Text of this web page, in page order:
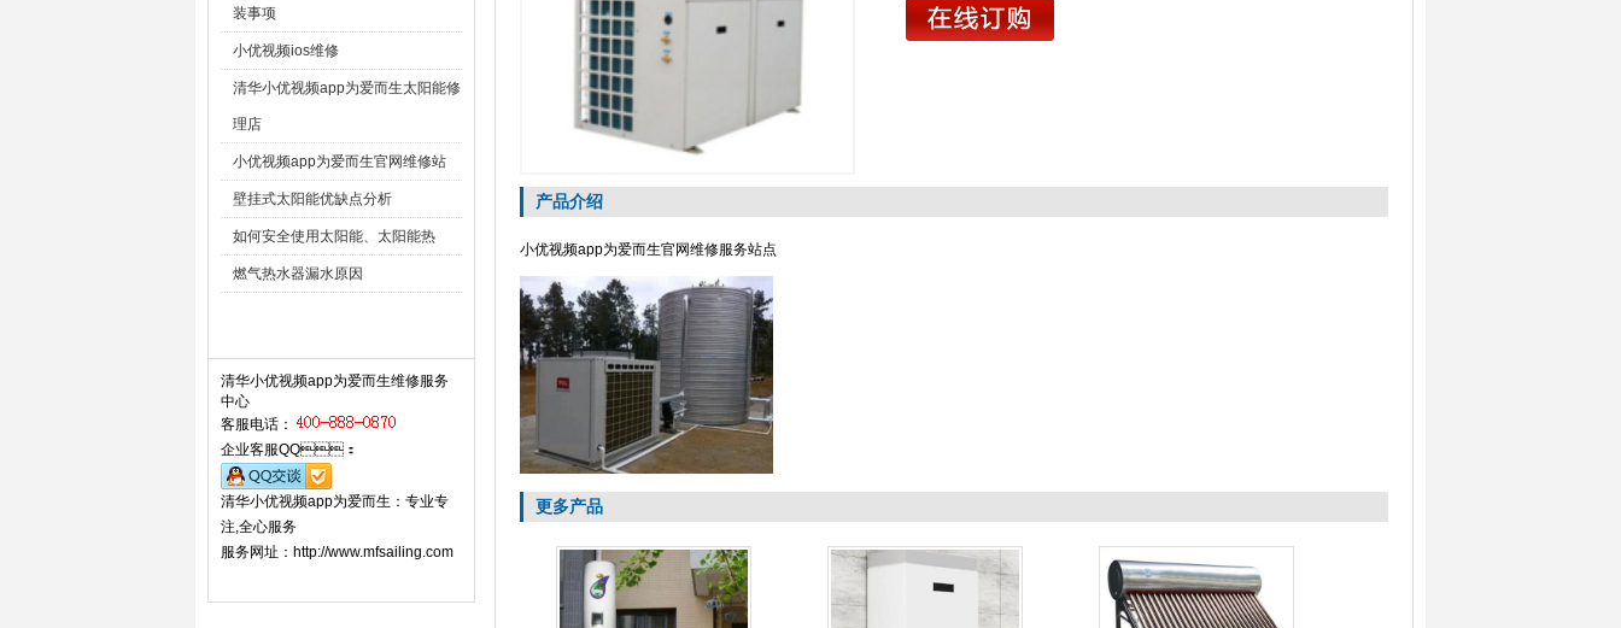
装事项
小优视频ios维修
清华小优视频app为爱而生太阳能修
理店
小优视频app为爱而生官网维修站
壁挂式太阳能优缺点分析
如何安全使用太阳能、太阳能热
燃气热水器漏水原因
清华小优视频app为爱而生维修服务
中心
客服电话：
企业客服QQ：
清华小优视频app为爱而生：专业专
注,全心服务
服务网址：http://www.mfsailing.com
产品介绍
小优视频app为爱而生官网维修服务站点
更多产品